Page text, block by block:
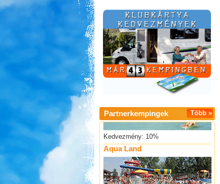
Több »
Partnerkempingek
Strand-Holiday Balatonakali
Kedvezmény: 10%
Aqua Land